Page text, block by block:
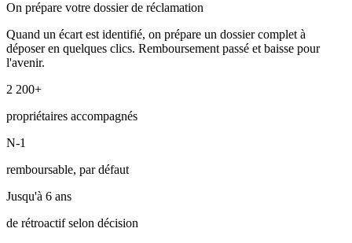
On prépare votre dossier de réclamation
Quand un écart est identifié, on prépare un dossier complet à
déposer en quelques clics. Remboursement passé et baisse pour
l'avenir.
2 200+
propriétaires accompagnés
N-1
remboursable, par défaut
Jusqu'à 6 ans
de rétroactif selon décision